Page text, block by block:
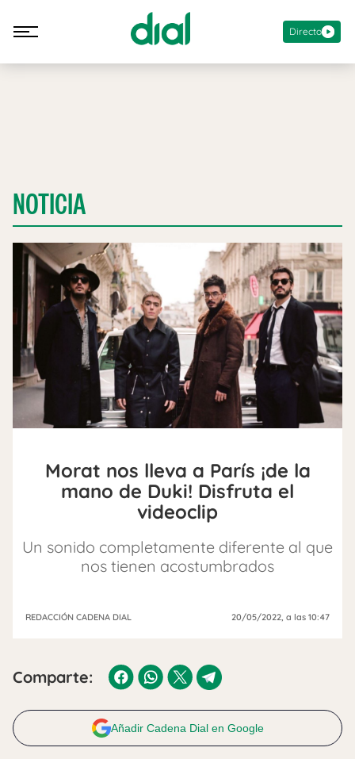
Directo
NOTICIA
Morat nos lleva a París ¡de la
mano de Duki! Disfruta el
videoclip
Un sonido completamente diferente al que
nos tienen acostumbrados
REDACCIÓN CADENA DIAL 20/05/2022, a las 10:47
Comparte:
Añadir Cadena Dial en Google